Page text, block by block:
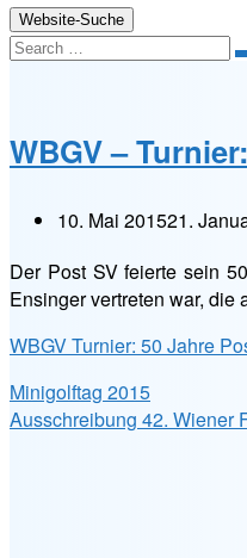
Website-Suche
WBGV –
10. Mai 201521.
Der Post SV feierte sein
Ensinger vertreten war,
WBGV Turnier: 50 Jahre
Minigolftag 2015
Ausschreibung 42. Wiener